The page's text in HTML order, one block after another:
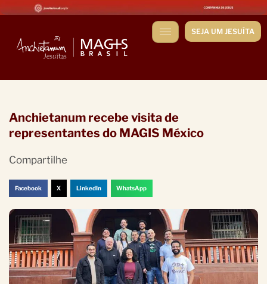
SEJA UM JESUÍTA
Anchietanum recebe visita de
representantes do MAGIS México
Compartilhe
Facebook X LinkedIn WhatsApp